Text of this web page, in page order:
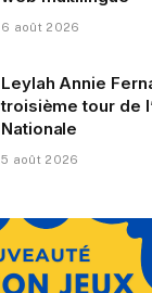
6 août 2026
Leylah Annie
troisième tour de
Nationale
5 août 2026